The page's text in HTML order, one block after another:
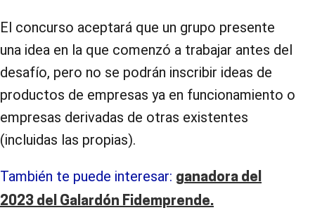
El concurso aceptará que un grupo presente
una idea en la que comenzó a trabajar antes del
desafío, pero no se podrán inscribir ideas de
productos de empresas ya en funcionamiento o
empresas derivadas de otras existentes
(incluidas las propias).
También te puede interesar: ganadora del
2023 del Galardón Fidemprende.